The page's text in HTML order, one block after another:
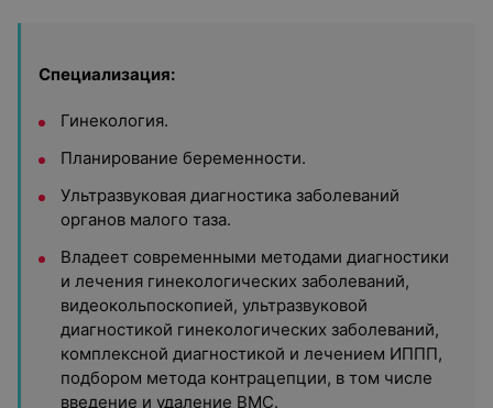
Специализация:
Гинекология.
Планирование беременности.
Ультразвуковая диагностика заболеваний
органов малого таза.
Владеет современными методами диагностики
и лечения гинекологических заболеваний,
видеокольпоскопией, ультразвуковой
диагностикой гинекологических заболеваний,
комплексной диагностикой и лечением ИППП,
подбором метода контрацепции, в том числе
введение и удаление ВМС.